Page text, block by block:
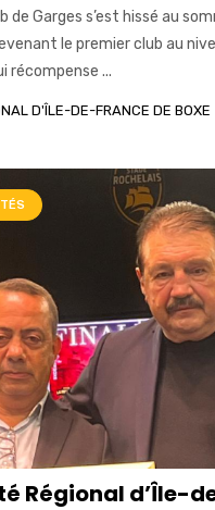
de Garges s’est hissé au
le premier club au
récompense ...
D'ÎLE-DE-FRANCE DE BOXE
Régional d’Île-